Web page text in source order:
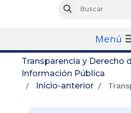
Buscar
Menú
Transparencia y Derecho
Información Pública
Inicio-anterior